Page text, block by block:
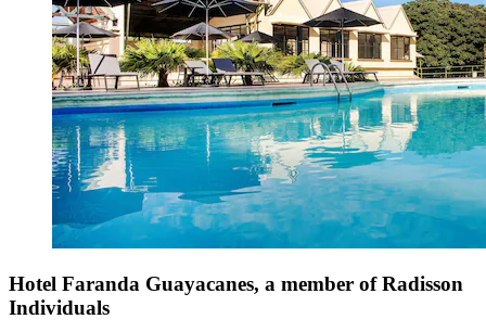
Hotel Faranda Guayacanes, a member of Radisson
Individuals